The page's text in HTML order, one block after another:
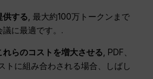
供する , 最大約100万トークンまで
に最適です。.
らのコストを増大させる , PDF、
トに組み合わされる場合、しばし